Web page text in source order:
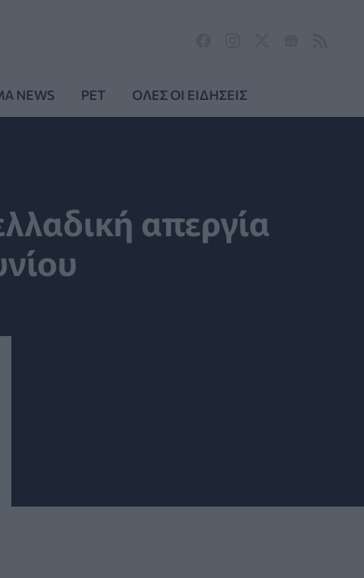
NEWS PET ΟΛΕΣ ΟΙ ΕΙΔΗΣΕΙΣ
απεργία